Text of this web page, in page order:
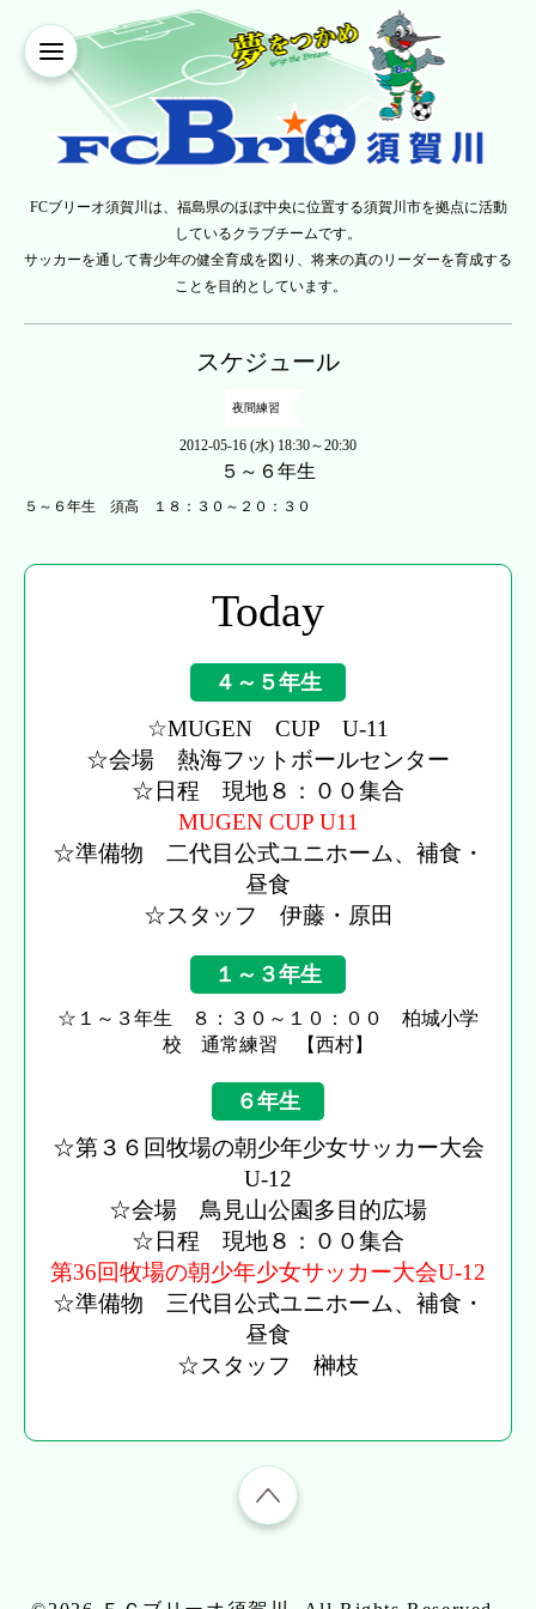
FCブリーオ須賀川は、福島県のほぼ中央に位置する須賀川市を拠点に活動
しているクラブチームです。
サッカーを通して青少年の健全育成を図り、将来の真のリーダーを育成する
ことを目的としています。
スケジュール
夜間練習
2012-05-16 (水) 18:30～20:30
５～６年生
５～６年生 須高 １８：３０～２０：３０
Today
４～５年生
☆MUGEN CUP U-11
☆会場 熱海フットボールセンター
☆日程 現地８：００集合
MUGEN CUP U11
☆準備物 二代目公式ユニホーム、補食・
昼食
☆スタッフ 伊藤・原田
１～３年生
☆１～３年生 ８：３０～１０：００ 柏城小学
校 通常練習 【西村】
６年生
☆第３６回牧場の朝少年少女サッカー大会
U-12
☆会場 鳥見山公園多目的広場
☆日程 現地８：００集合
第36回牧場の朝少年少女サッカー大会U-12
☆準備物 三代目公式ユニホーム、補食・
昼食
☆スタッフ 榊枝